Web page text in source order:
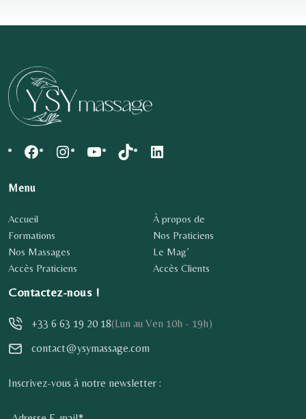
Menu
Accueil
À propos de
Formations
Nos Praticiens
Nos Massages
Le Mag’
Accès Praticiens
Accès Clients
Contactez-nous !
+33 6 63 19 20 18(Lun au Ven 10h - 19h)
contact@ysymassage.com
Inscrivez-vous à notre newsletter :